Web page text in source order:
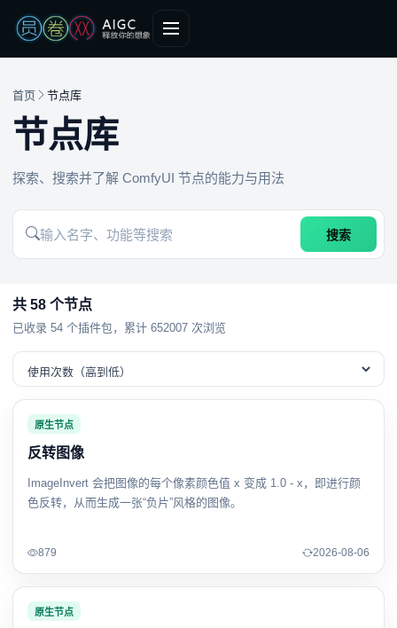
首页 节点库
节点库
探索、搜索并了解 ComfyUI 节点的能力与用法
搜索
共 58 个节点
已收录 54 个插件包，累计 652007 次浏览
原生节点
反转图像
ImageInvert 会把图像的每个像素颜色值 x 变成 1.0 - x，即进行颜
色反转，从而生成一张“负片”风格的图像。
879 2026-08-06
原生节点